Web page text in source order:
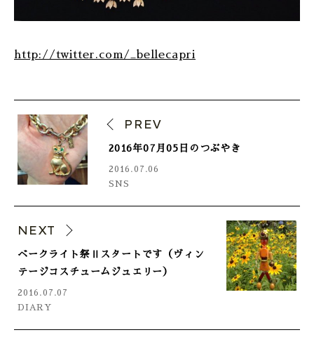
http://twitter.com/_bellecapri
PREV
2016年07月05日のつぶやき
2016.07.06
SNS
NEXT
ベークライト祭Ⅱスタートです（ヴィン
テージコスチュームジュエリー）
2016.07.07
DIARY